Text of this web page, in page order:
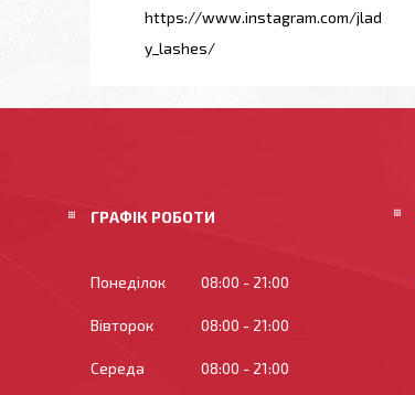
https://www.instagram.com/jlad
y_lashes/
ГРАФІК РОБОТИ
Понеділок 08:00 21:00
Вівторок 08:00 21:00
Середа 08:00 21:00